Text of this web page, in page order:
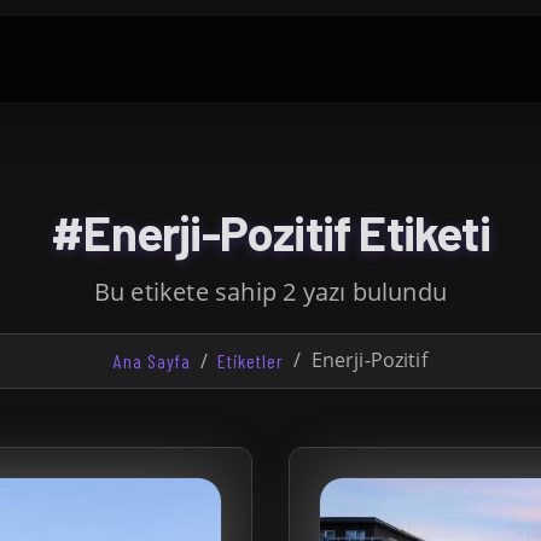
#Enerji-Pozitif Etiketi
Bu etikete sahip 2 yazı bulundu
Ana Sayfa Etiketler Enerji-Pozitif